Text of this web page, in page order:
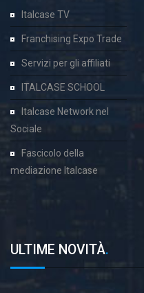
Italcase TV
Franchising Expo Trade
Servizi per gli affiliati
ITALCASE SCHOOL
Italcase Network nel
Sociale
Fascicolo della
mediazione Italcase
ULTIME NOVITÀ.